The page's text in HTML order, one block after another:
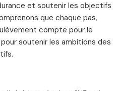
et soutenir les objectifs
que chaque pas,
compte pour le
soutenir les ambitions des